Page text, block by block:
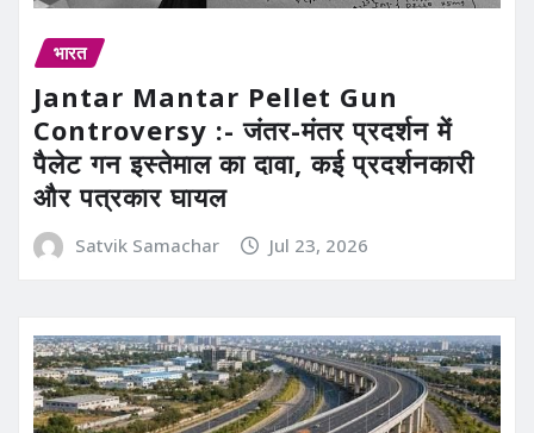
भारत
Jantar Mantar Pellet Gun
Controversy :- जंतर-मंतर प्रदर्शन में
पैलेट गन इस्तेमाल का दावा, कई प्रदर्शनकारी
और पत्रकार घायल
Satvik Samachar Jul 23, 2026